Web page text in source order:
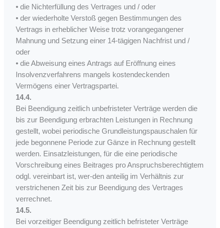
• die Nichterfüllung des Vertrages und / oder
• der wiederholte Verstoß gegen Bestimmungen des
Vertrags in erheblicher Weise trotz vorangegangener
Mahnung und Setzung einer 14-tägigen Nachfrist und /
oder
• die Abweisung eines Antrags auf Eröffnung eines
Insolvenzverfahrens mangels kostendeckenden
Vermögens einer Vertragspartei.
14.4.
Bei Beendigung zeitlich unbefristeter Verträge werden die
bis zur Beendigung erbrachten Leistungen in Rechnung
gestellt, wobei periodische Grundleistungspauschalen für
jede begonnene Periode zur Gänze in Rechnung gestellt
werden. Einsatzleistungen, für die eine periodische
Vorschreibung eines Beitrages pro Anspruchsberechtigtem
odgl. vereinbart ist, wer-den anteilig im Verhältnis zur
verstrichenen Zeit bis zur Beendigung des Vertrages
verrechnet.
14.5.
Bei vorzeitiger Beendigung zeitlich befristeter Verträge